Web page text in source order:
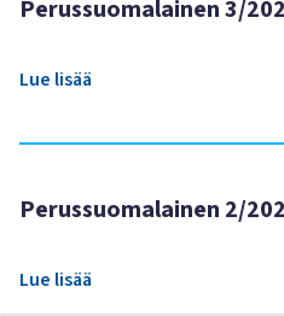
Perussuomalainen 3/
Lue lisää
Perussuomalainen 2/
Lue lisää